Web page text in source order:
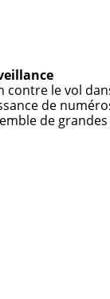
contre le vol
de
de